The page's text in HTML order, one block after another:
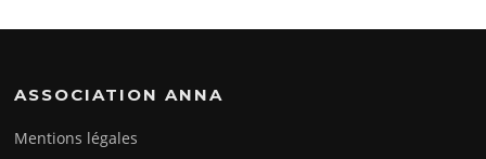
ASSOCIATION ANNA
Mentions légales